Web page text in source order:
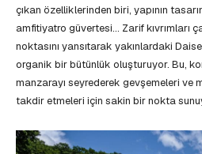
çıkan özelliklerinden biri, yapının
amfitiyatro güvertesi… Zarif kıvrımları
noktasını yansıtarak yakınlardaki
organik bir bütünlük oluşturuyor. Bu,
manzarayı seyrederek gevşemeleri ve
takdir etmeleri için sakin bir nokta